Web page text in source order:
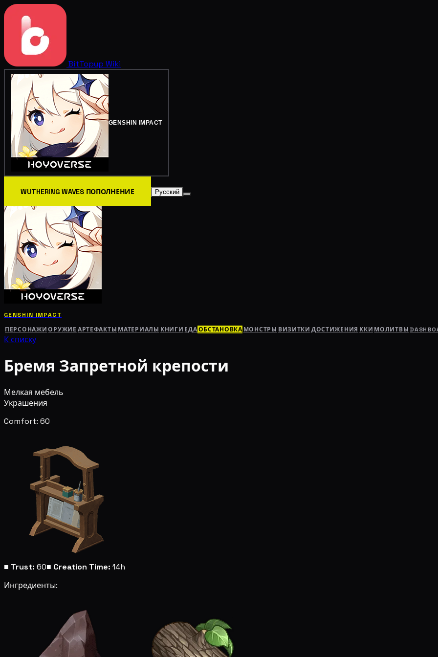
BitTopup Wiki
GENSHIN IMPACT
WUTHERING WAVES ПОПОЛНЕНИЕ Русский
GENSHIN IMPACT
ПЕРСОНАЖИ ОРУЖИЕ АРТЕФАКТЫ МАТЕРИАЛЫ КНИГИ ЕДАОБСТАНОВКА МОНСТРЫ ВИЗИТКИ ДОСТИЖЕНИЯ ККИ МОЛИТВЫ
К списку
Бремя Запретной крепости
Мелкая мебель
Украшения
Comfort: 60
■ Trust: 60■ Creation Time: 14h
Ингредиенты: